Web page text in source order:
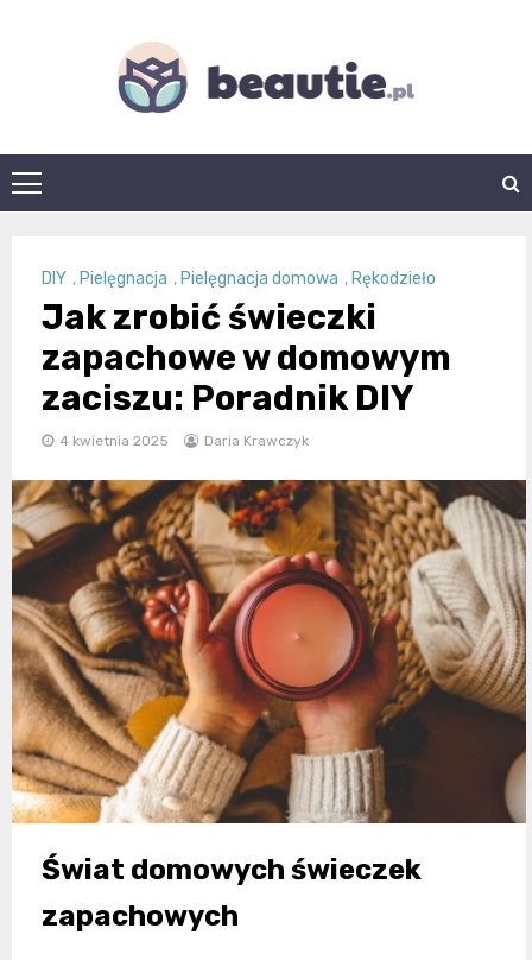
beautie.pl
DIY , Pielęgnacja , Pielęgnacja domowa , Rękodzieło
Jak zrobić świeczki
zapachowe w domowym
zaciszu: Poradnik DIY
4 kwietnia 2025 Daria Krawczyk
Świat domowych świeczek
zapachowych